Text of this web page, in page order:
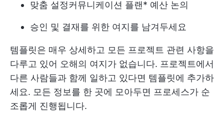
맞춤 설정커뮤니케이션 플랜* 예산 논의
승인 및 결재를 위한 여지를 남겨두세요
템플릿은 매우 상세하고 모든 프로젝트 관련 사항을
다루고 있어 오해의 여지가 없습니다. 프로젝트에서
다른 사람들과 함께 일하고 있다면 템플릿에 추가하
세요. 모든 정보를 한 곳에 모아두면 프로세스가 순
조롭게 진행됩니다.